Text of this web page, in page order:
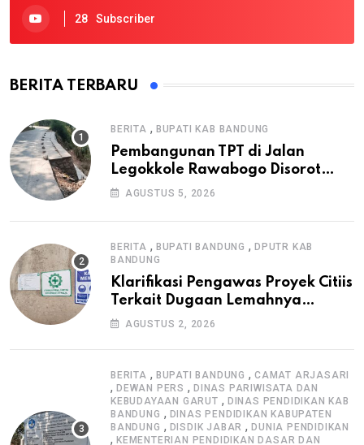
28 Subscriber
BERITA TERBARU
BERITA , BUPATI KAB BANDUNG
Pembangunan TPT di Jalan
Legokkole Rawabogo Disorot
Warga, Selesai Tanpa Papan
AGUSTUS 5, 2026
BERITA , BUPATI BANDUNG ,DPUTR KAB
BANDUNG
Klarifikasi Pengawas Proyek Citiis
Terkait Dugaan Lemahnya
Pengawasan K3
AGUSTUS 2, 2026
BERITA , BUPATI BANDUNG ,CAMAT ARJASARI
, DEWAN PERS , DINAS PARIWISATA DAN
KEBUDAYAAN GARUT , DINAS PENDIDIKAN KAB
BANDUNG , DINAS PENDIDIKAN KABUPATEN
BANDUNG , DISDIK JABAR ,DUNIA PENDIDIKAN
, KEMENTERIAN PENDIDIKAN DASAR DAN